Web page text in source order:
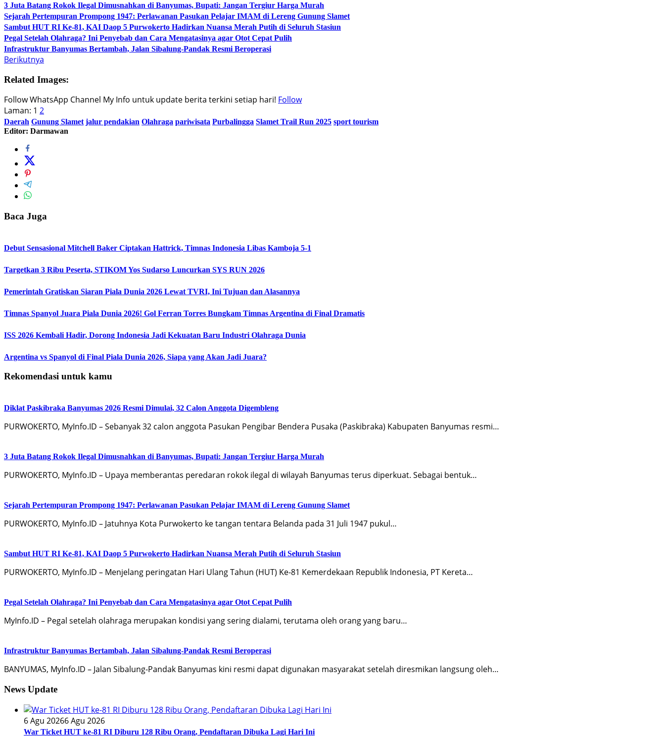
3 Juta Batang Rokok Ilegal Dimusnahkan di Banyumas, Bupati: Jangan Tergiur Harga Murah
Sejarah Pertempuran Prompong 1947: Perlawanan Pasukan Pelajar IMAM di Lereng Gunung Slamet
Sambut HUT RI Ke-81, KAI Daop 5 Purwokerto Hadirkan Nuansa Merah Putih di Seluruh Stasiun
Pegal Setelah Olahraga? Ini Penyebab dan Cara Mengatasinya agar Otot Cepat Pulih
Infrastruktur Banyumas Bertambah, Jalan Sibalung-Pandak Resmi Beroperasi
Berikutnya
Related Images:
Follow WhatsApp Channel My Info untuk update berita terkini setiap hari! Follow
Laman: 1 2
Daerah Gunung Slamet jalur pendakian Olahraga pariwisata Purbalingga Slamet Trail Run 2025 sport tourism
Editor: Darmawan
Baca Juga
Debut Sensasional Mitchell Baker Ciptakan Hattrick, Timnas Indonesia Libas Kamboja 5-1
Targetkan 3 Ribu Peserta, STIKOM Yos Sudarso Luncurkan SYS RUN 2026
Pemerintah Gratiskan Siaran Piala Dunia 2026 Lewat TVRI, Ini Tujuan dan Alasannya
Timnas Spanyol Juara Piala Dunia 2026! Gol Ferran Torres Bungkam Timnas Argentina di Final Dramatis
ISS 2026 Kembali Hadir, Dorong Indonesia Jadi Kekuatan Baru Industri Olahraga Dunia
Argentina vs Spanyol di Final Piala Dunia 2026, Siapa yang Akan Jadi Juara?
Rekomendasi untuk kamu
Diklat Paskibraka Banyumas 2026 Resmi Dimulai, 32 Calon Anggota Digembleng
PURWOKERTO, MyInfo.ID – Sebanyak 32 calon anggota Pasukan Pengibar Bendera Pusaka (Paskibraka) Kabupaten Banyumas resmi…
3 Juta Batang Rokok Ilegal Dimusnahkan di Banyumas, Bupati: Jangan Tergiur Harga Murah
PURWOKERTO, MyInfo.ID – Upaya memberantas peredaran rokok ilegal di wilayah Banyumas terus diperkuat. Sebagai bentuk…
Sejarah Pertempuran Prompong 1947: Perlawanan Pasukan Pelajar IMAM di Lereng Gunung Slamet
PURWOKERTO, MyInfo.ID – Jatuhnya Kota Purwokerto ke tangan tentara Belanda pada 31 Juli 1947 pukul…
Sambut HUT RI Ke-81, KAI Daop 5 Purwokerto Hadirkan Nuansa Merah Putih di Seluruh Stasiun
PURWOKERTO, MyInfo.ID – Menjelang peringatan Hari Ulang Tahun (HUT) Ke-81 Kemerdekaan Republik Indonesia, PT Kereta…
Pegal Setelah Olahraga? Ini Penyebab dan Cara Mengatasinya agar Otot Cepat Pulih
MyInfo.ID – Pegal setelah olahraga merupakan kondisi yang sering dialami, terutama oleh orang yang baru…
Infrastruktur Banyumas Bertambah, Jalan Sibalung-Pandak Resmi Beroperasi
BANYUMAS, MyInfo.ID – Jalan Sibalung-Pandak Banyumas kini resmi dapat digunakan masyarakat setelah diresmikan langsung oleh…
News Update
6 Agu 20266 Agu 2026
War Ticket HUT ke-81 RI Diburu 128 Ribu Orang, Pendaftaran Dibuka Lagi Hari Ini